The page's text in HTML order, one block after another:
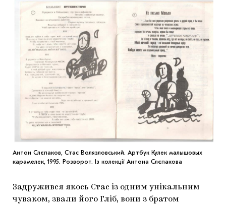
Антон Слєпаков, Стас Волязловський. Артбук Кулек малышовых
карамелек, 1995. Розворот. Із колекції Антона Слєпакова
Задружився якось Стас із одним унікальним
чуваком, звали його Гліб, вони з братом